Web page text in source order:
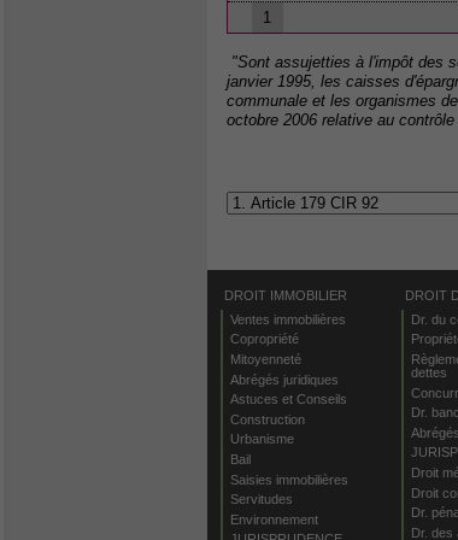
1
"Sont assujetties à l'impôt des
janvier 1995, les caisses
communale et les organismes
octobre 2006 relative au
DROIT IMMOBILIER
Ventes immobilières
Copropriété
Mitoyenneté
Abrégés juridiques
Astuces et Conseils
Construction
Urbanisme
Bail
Saisies immobilières
Servitudes
Environnement
DROIT
Dr. du
dettes
Dr.
Droit
Droit
Dr.
Dr. des